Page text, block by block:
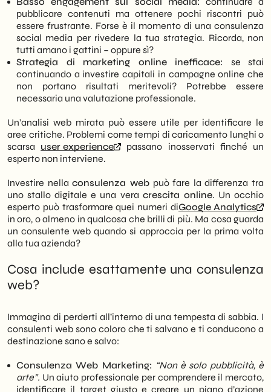
pubblicare contenuti ma ottenere pochi riscontri può
essere frustrante. Forse è il momento di una consulenza
social media per rivedere la tua strategia. Ricorda, non
tutti amano i gattini – oppure sì?
Strategia di marketing online inefficace:
se stai
continuando a investire capitali in campagne online che
non portano risultati meritevoli? Potrebbe essere
necessaria una valutazione professionale.
Un’analisi web mirata può essere utile per identificare le
aree critiche. Problemi come tempi di caricamento lunghi o
scarsa user experience
passano inosservati finché un
esperto non interviene.
Investire nellaconsulenza webpuò fare la differenza tra
uno stallo digitale e una vera crescita online. Un occhio
esperto può trasformare quei numeri diGoogle Analytics
in oro, o almeno in qualcosa che brilli di più. Ma cosa guarda
un consulente web quando si approccia per la prima volta
alla tua azienda?
Cosa include esattamente una consulenza
web?
Immagina di perderti all’interno di una tempesta di sabbia. I
consulenti web sono coloro che ti salvano e ti conducono a
destinazione sano e salvo:
Consulenza Web Marketing: “Non è solo pubblicità, è
arte”. Un aiuto professionale per comprendere il mercato,
identificare il target giusto e creare un piano d’azione